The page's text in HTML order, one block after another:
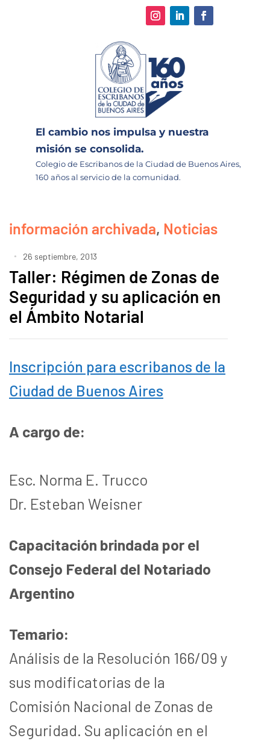
El cambio nos impulsa y nuestra
misión se consolida.
Colegio de Escribanos de la Ciudad de Buenos Aires,
160 años al servicio de la comunidad.
información archivada, Noticias
26 septiembre, 2013
Taller: Régimen de Zonas de
Seguridad y su aplicación en
el Ámbito Notarial
Inscripción para escribanos de la
Ciudad de Buenos Aires
A cargo de:
Esc. Norma E. Trucco
Dr. Esteban Weisner
Capacitación brindada por el
Consejo Federal del Notariado
Argentino
Temario:
Análisis de la Resolución 166/09 y
sus modificatorias de la
Comisión Nacional de Zonas de
Seguridad. Su aplicación en el